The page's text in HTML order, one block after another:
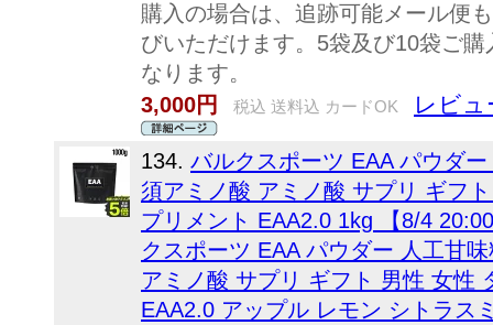
購入の場合は、追跡可能メール便
びいただけます。5袋及び10袋ご
なります。
3,000円
税込 送料込 カードOK レビュ
134. バルクスポーツ EAA パウダ
須アミノ酸 アミノ酸 サプリ ギフ
プリメント EAA2.0 1kg 【8/4
クスポーツ EAA パウダー 人工甘
アミノ酸 サプリ ギフト 男性 女性
EAA2.0 アップル レモン シトラス